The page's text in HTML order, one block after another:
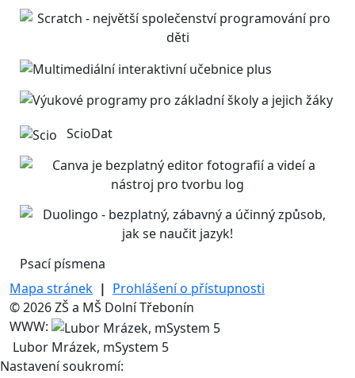
ScioDat
Psací písmena
Mapa stránek | Prohlášení o přístupnosti
© 2026 ZŠ a MŠ Dolní Třebonín
WWW:
Lubor Mrázek, mSystem 5
Nastavení soukromí: